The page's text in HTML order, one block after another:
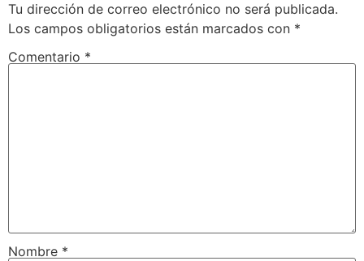
Tu dirección de correo electrónico no será publicada.
Los campos obligatorios están marcados con *
Comentario *
Nombre *